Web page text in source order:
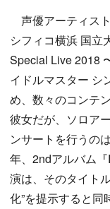
声優アーティス
シフィコ横浜 国立
Special Live 2018
イドルマスター シ
め、数々のコンテ
彼女だが、ソロア
ンサートを行うの
年、2ndアルバム
演は、そのタイト
化”を提示すると